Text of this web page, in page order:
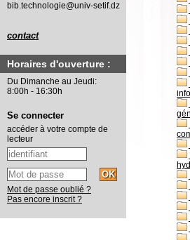
bib.technologie@univ-setif.dz
contact
Horaires d'ouverture :
Du Dimanche au Jeudi:
8:00h - 16:30h
Se connecter
accéder à votre compte de
lecteur
Mot de passe oublié ?
Pas encore inscrit ?